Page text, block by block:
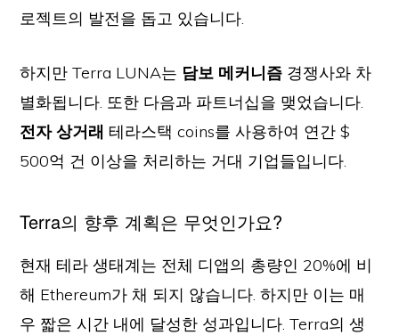
로젝트의 발전을 돕고 있습니다.
하지만 Terra LUNA는 담보 메커니즘 경쟁사와 차
별화됩니다. 또한 다음과 파트너십을 맺었습니다.
전자 상거래 테라스택 coins를 사용하여 연간 $
500억 건 이상을 처리하는 거대 기업들입니다.
Terra의 향후 계획은 무엇인가요?
현재 테라 생태계는 전체 디앱의 총량인 20%에 비
해 Ethereum가 채 되지 않습니다. 하지만 이는 매
우 짧은 시간 내에 달성한 성과입니다. Terra의 생